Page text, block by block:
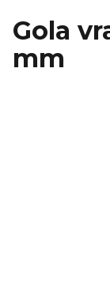
Gola
mm